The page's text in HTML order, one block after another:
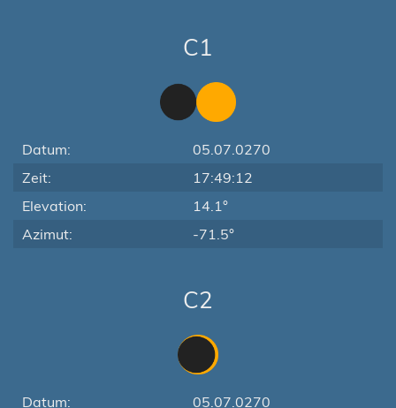
C1
Datum:
05.07.0270
Zeit:
17:49:12
Elevation:
14.1°
Azimut:
-71.5°
C2
Datum: 05.07.0270